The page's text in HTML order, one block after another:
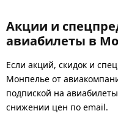
Акции и
авиабилеты в
Если акций, скидок и
Монпелье от
подпиской на
снижении цен по email.